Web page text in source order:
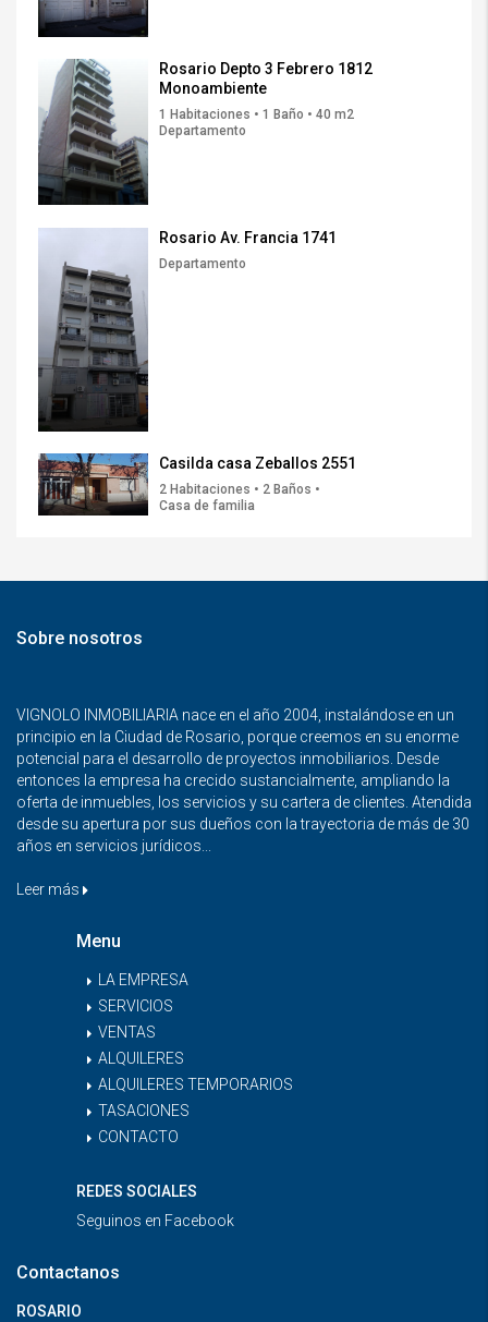
Rosario Depto 3 Febrero 1812
Monoambiente
1 Habitaciones • 1 Baño • 40 m2
Departamento
Rosario Av. Francia 1741
Departamento
Casilda casa Zeballos 2551
2 Habitaciones • 2 Baños •
Casa de familia
Sobre nosotros
VIGNOLO INMOBILIARIA nace en el año 2004, instalándose en un
principio en la Ciudad de Rosario, porque creemos en su enorme
potencial para el desarrollo de proyectos inmobiliarios. Desde
entonces la empresa ha crecido sustancialmente, ampliando la
oferta de inmuebles, los servicios y su cartera de clientes. Atendida
desde su apertura por sus dueños con la trayectoria de más de 30
años en servicios jurídicos...
Leer más
Menu
LA EMPRESA
SERVICIOS
VENTAS
ALQUILERES
ALQUILERES TEMPORARIOS
TASACIONES
CONTACTO
REDES SOCIALES
Seguinos en Facebook
Contactanos
ROSARIO